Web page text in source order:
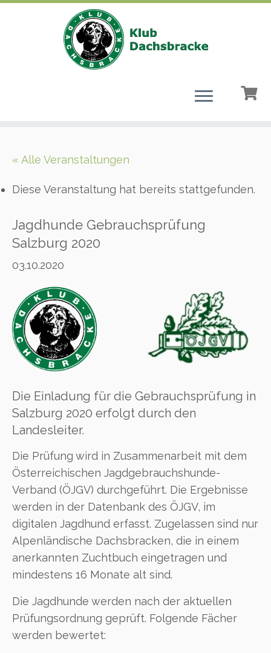
« Alle Veranstaltungen
Diese Veranstaltung hat bereits stattgefunden.
Jagdhunde Gebrauchsprüfung
Salzburg 2020
03.10.2020
Die Einladung für die Gebrauchsprüfung in
Salzburg 2020 erfolgt durch den
Landesleiter.
Die Prüfung wird in Zusammenarbeit mit dem
Österreichischen Jagdgebrauchshunde-
Verband (ÖJGV) durchgeführt. Die Ergebnisse
werden in der Datenbank des ÖJGV, im
digitalen Jagdhund erfasst. Zugelassen sind nur
Alpenländische Dachsbracken, die in einem
anerkannten Zuchtbuch eingetragen und
mindestens 16 Monate alt sind.
Die Jagdhunde werden nach der aktuellen
Prüfungsordnung geprüft. Folgende Fächer
werden bewertet: